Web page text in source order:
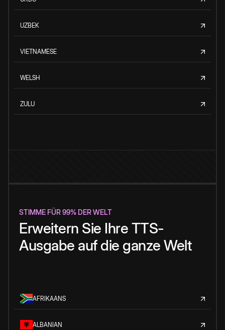
UZBEK
VIETNAMESE
WELSH
ZULU
STIMME FÜR 99% DER WELT
Erweitern Sie Ihre TTS-
Ausgabe auf die ganze Welt
AFRIKAANS
ALBANIAN